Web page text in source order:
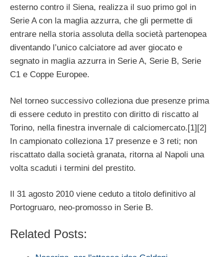
esterno contro il Siena, realizza il suo primo gol in
Serie A con la maglia azzurra, che gli permette di
entrare nella storia assoluta della società partenopea
diventando l’unico calciatore ad aver giocato e
segnato in maglia azzurra in Serie A, Serie B, Serie
C1 e Coppe Europee.
Nel torneo successivo colleziona due presenze prima
di essere ceduto in prestito con diritto di riscatto al
Torino, nella finestra invernale di calciomercato.[1][2]
In campionato colleziona 17 presenze e 3 reti; non
riscattato dalla società granata, ritorna al Napoli una
volta scaduti i termini del prestito.
Il 31 agosto 2010 viene ceduto a titolo definitivo al
Portogruaro, neo-promosso in Serie B.
Related Posts: